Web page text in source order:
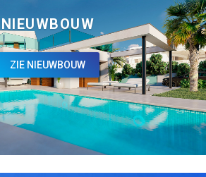
NIEUWBOUW
ZIE NIEUWBOUW